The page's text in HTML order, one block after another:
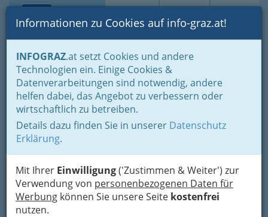
Suche Login Toggle
Informationen zu Cookies auf info-graz.at!
INFOGRAZ.at setzt Cookies und andere
Technologien ein. Einige Cookies &
Datenverarbeitungen sind notwendig, andere
helfen dabei, das Angebot zu verbessern oder
wirtschaftlich zu betreiben.
Details dazu finden Sie in unserer Datenschutz
Erklärung.
Mit Ihrer Einwilligung('Zustimmen & Weiter') zur
Verwendung von personenbezogenen Daten für
Werbung können Sie unsere Seite kostenfrei
nutzen.
Home
Fotos
Jänner bis Dezember - nach Monaten und Halbjahren gruppiert
April 2013
walking the deadline
(revisited).
Previous Next